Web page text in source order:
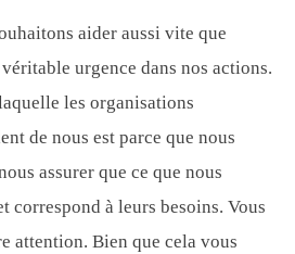
aider aussi vite que
urgence dans nos actions.
les organisations
de nous est parce que nous
assurer que ce que nous
correspond à leurs besoins. Vous
attention. Bien que cela vous